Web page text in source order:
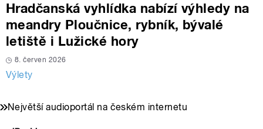
Hradčanská vyhlídka nabízí výhledy na
meandry Ploučnice, rybník, bývalé
letiště i Lužické hory
8. červen 2026
Výlety
Největší audioportál na českém internetu